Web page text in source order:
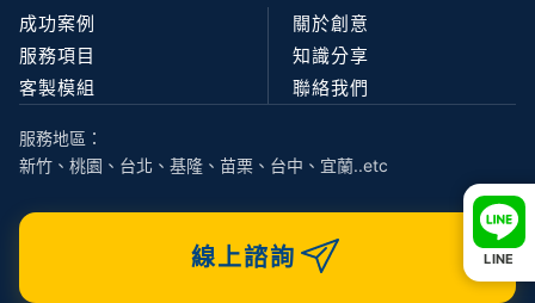
LINE
成功案例
服務項目
客製模組
關於創意
知識分享
聯絡我們
服務地區：
新竹、桃園、台北、基隆、苗栗、台中、宜蘭..etc
線上諮詢